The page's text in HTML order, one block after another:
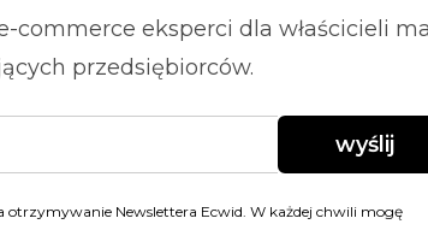
commerce eksperci dla właścicieli
przedsiębiorców.
wyślij
otrzymywanie Newslettera Ecwid. W każdej chwili mogę